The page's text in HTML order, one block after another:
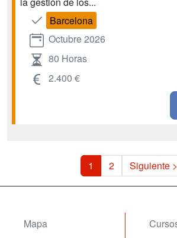
Barcelona
Octubre 2026
80 Horas
2.400 €
1 2 Siguiente >
Mapa